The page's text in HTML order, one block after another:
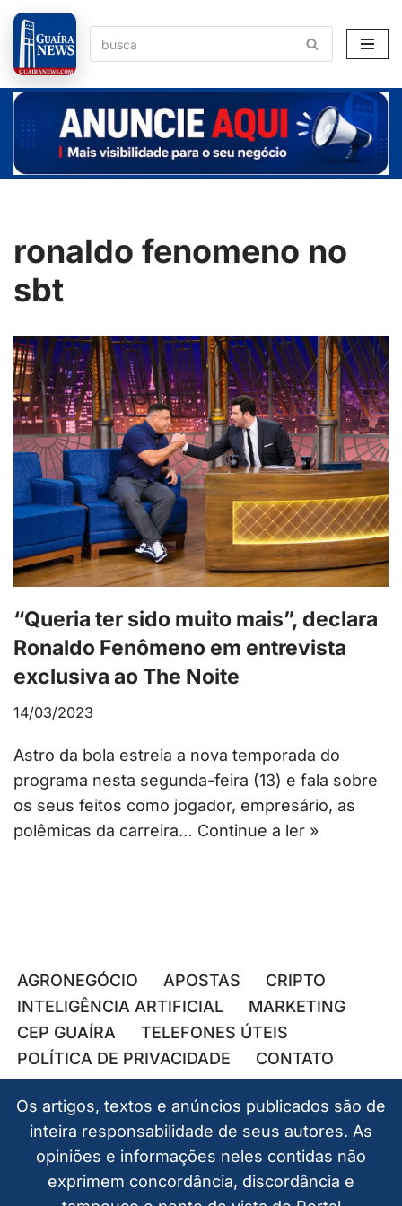
Pular
para
o
conteúdo
ronaldo fenomeno no
sbt
“Queria ter sido muito mais”, declara
Ronaldo Fenômeno em entrevista
exclusiva ao The Noite
14/03/2023
Astro da bola estreia a nova temporada do
programa nesta segunda-feira (13) e fala sobre
os seus feitos como jogador, empresário, as
polêmicas da carreira… Continue a ler »
AGRONEGÓCIO APOSTAS
CRIPTO
INTELIGÊNCIA ARTIFICIAL
MARKETING
CEP GUAÍRA
TELEFONES ÚTEIS
POLÍTICA DE PRIVACIDADE
CONTATO
Os artigos, textos e anúncios publicados são de
inteira responsabilidade de seus autores. As
opiniões e informações neles contidas não
exprimem concordância, discordância e